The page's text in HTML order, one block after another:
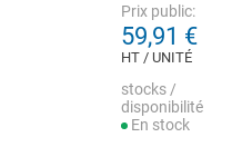
Prix public:
59,91 €
HT / UNITÉ
stocks /
disponibilité
En stock